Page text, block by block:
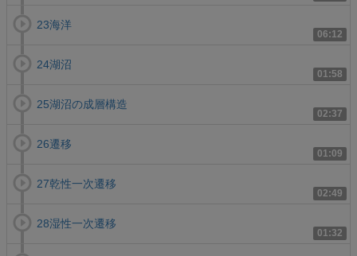
06:12
23海洋
01:58
24湖沼
02:37
25湖沼の成層構造
01:09
26遷移
02:49
27乾性一次遷移
01:32
28湿性一次遷移